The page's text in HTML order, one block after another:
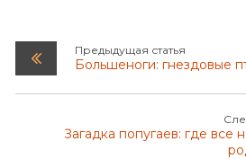
Предыдущая статья
Большеноги: гнездовые
Загадка попугаев: где все